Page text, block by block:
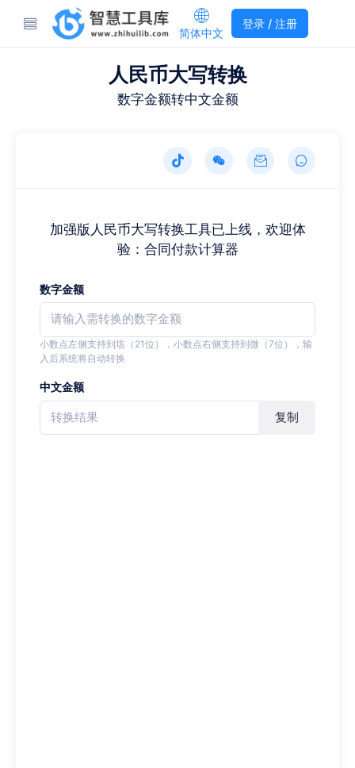
简体中文
登录 / 注册
人民币大写转换
数字金额转中文金额
加强版人民币大写转换工具已上线，欢迎体
验：合同付款计算器
数字金额
小数点左侧支持到垓（21位），小数点右侧支持到微（7位），输
入后系统将自动转换
中文金额
复制